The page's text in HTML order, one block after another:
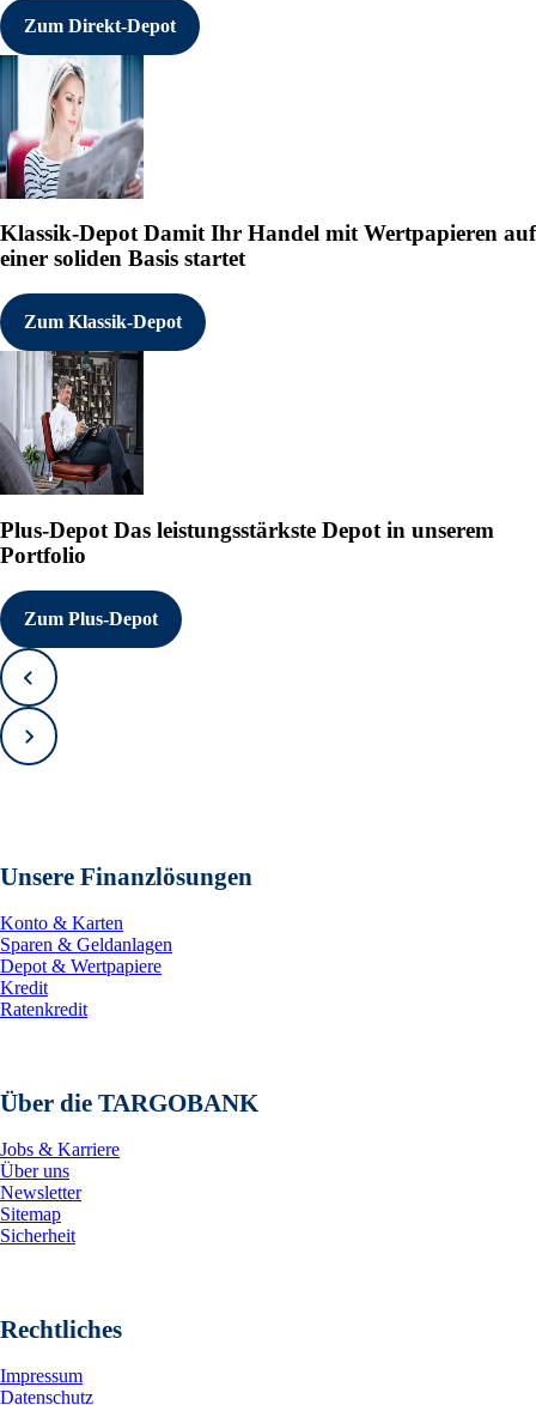
Zum Direkt-Depot
Klassik-DepotDamit Ihr Handel mit Wertpapieren auf
einer soliden Basis startet
Zum Klassik-Depot
Plus-Depot Das leistungsstärkste Depot in unserem
Portfolio
Zum Plus-Depot
Zurück
Vorwärts
Unsere Finanzlösungen
Konto & Karten
Sparen & Geldanlagen
Depot & Wertpapiere
Kredit
Ratenkredit
Über die TARGOBANK
Jobs & Karriere
Über uns
Newsletter
Sitemap
Sicherheit
Rechtliches
Impressum
Datenschutz